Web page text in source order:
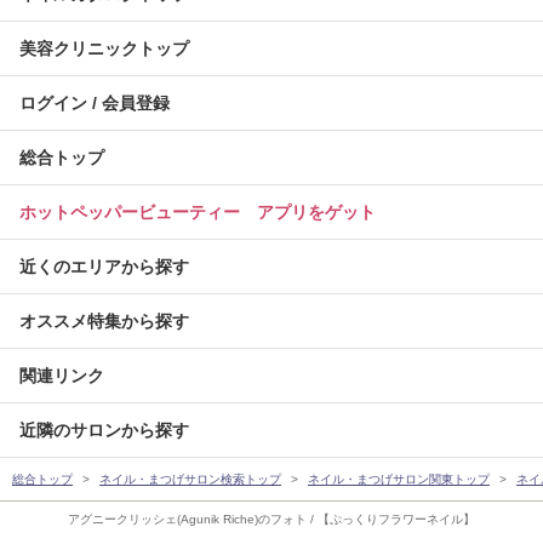
アグニークリッシェ(Agunik Riche)のフォト / 【ぷっくりフラワーネイル】
美容クリニックトップ
ログイン / 会員登録
総合トップ
ホットペッパービューティー アプリをゲット
近くのエリアから探す
オススメ特集から探す
関連リンク
近隣のサロンから探す
総合トップ ネイル・まつげサロン検索トップ ネイル・まつげサロン関東トップ ネ